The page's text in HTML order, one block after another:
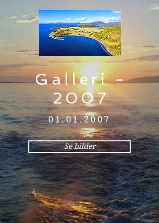
Galleri -
2007
01.01.2007
Se bilder